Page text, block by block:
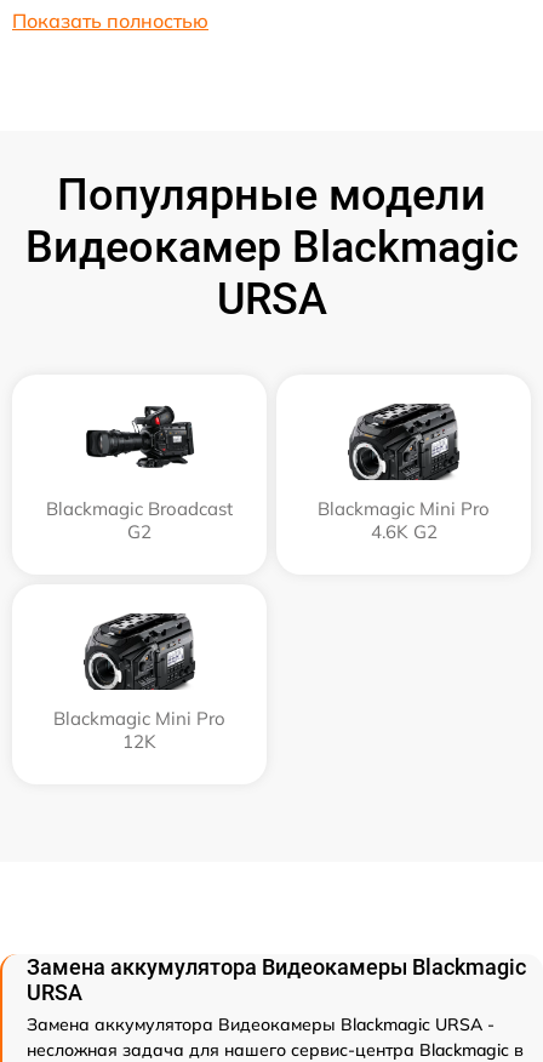
Показать полностью
Популярные модели
Видеокамер Blackmagic
URSA
Blackmagic Broadcast
G2
Blackmagic Mini Pro
4.6K G2
Blackmagic Mini Pro
12K
Замена аккумулятора Видеокамеры Blackmagic
URSA
Замена аккумулятора Видеокамеры Blackmagic URSA -
несложная задача для нашего сервис-центра Blackmagic в